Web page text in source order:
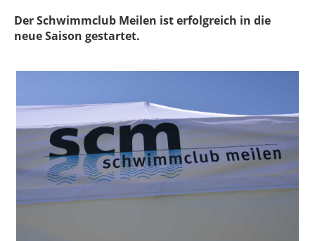
Der Schwimmclub Meilen ist erfolgreich in die
neue Saison gestartet.